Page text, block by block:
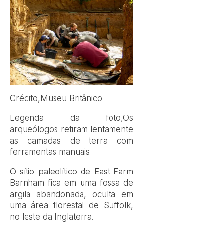
Crédito,Museu Britânico
Legenda da foto,Os
arqueólogos retiram lentamente
as camadas de terra com
ferramentas manuais
O sítio paleolítico de East Farm
Barnham fica em uma fossa de
argila abandonada, oculta em
uma área florestal de Suffolk,
no leste da Inglaterra.